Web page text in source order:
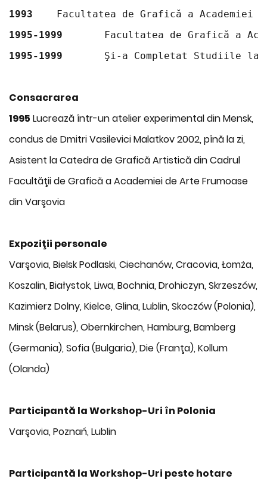
1993
Facultatea de Grafică a Academiei
1995-1999
Facultatea de Grafică a
1995-1999
Şi-a Completat Studiile
Consacrarea
1995 Lucrează într-un atelier experimental din Mensk,
condus de Dmitri Vasilevici Malatkov 2002, pînă la zi,
Asistent la Catedra de Grafică Artistică din Cadrul
Facultăţii de Grafică a Academiei de Arte Frumoase
din Varşovia
Expoziţii personale
Varşovia, Bielsk Podlaski, Ciechanów, Cracovia, Łomża,
Koszalin, Białystok, Liwa, Bochnia, Drohiczyn, Skrzeszów,
Kazimierz Dolny, Kielce, Glina, Lublin, Skoczów (Polonia),
Minsk (Belarus), Obernkirchen, Hamburg, Bamberg
(Germania), Sofia (Bulgaria), Die (Franţa), Kollum
(Olanda)
Participantă la Workshop-Uri în Polonia
Varşovia, Poznań, Lublin
Participantă la Workshop-Uri peste hotare